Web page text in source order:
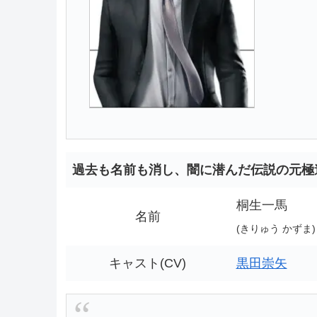
過去も名前も消し、闇に潜んだ伝説の元極
名前
桐生一馬
(きりゅう かずま)
キャスト(CV) 黒田崇矢